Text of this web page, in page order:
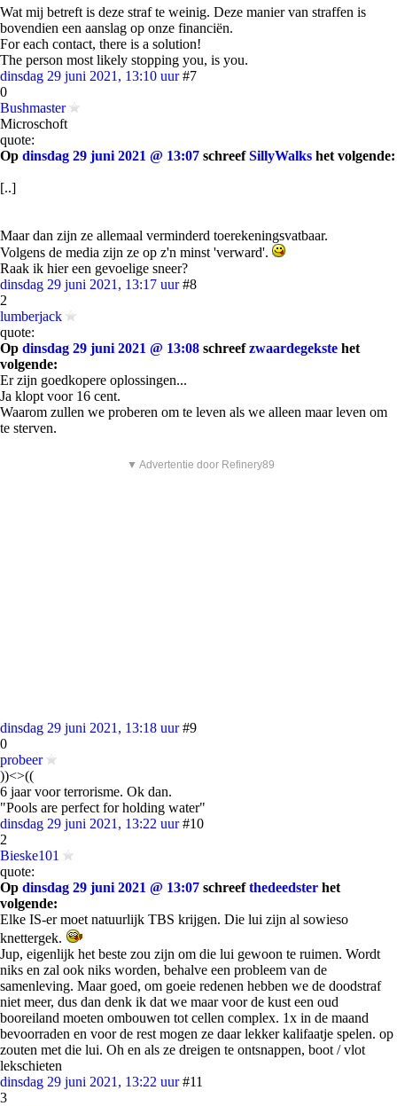
Wat mij betreft is deze straf te weinig. Deze manier van straffen is
bovendien een aanslag op onze financiën.
For each contact, there is a solution!
The person most likely stopping you, is you.
dinsdag 29 juni 2021, 13:10 uur #7
0
Bushmaster
Microschoft
quote:
Op dinsdag 29 juni 2021 @ 13:07 schreefSillyWalks het volgende:
[..]
Maar dan zijn ze allemaal verminderd toerekeningsvatbaar.
Volgens de media zijn ze op z'n minst 'verward'.
Raak ik hier een gevoelige sneer?
dinsdag 29 juni 2021, 13:17 uur #8
2
lumberjack
quote:
Op dinsdag 29 juni 2021 @ 13:08 schreefzwaardegekste het
volgende:
Er zijn goedkopere oplossingen...
Ja klopt voor 16 cent.
Waarom zullen we proberen om te leven als we alleen maar leven om
te sterven.
▼ Advertentie door Refinery89
dinsdag 29 juni 2021, 13:18 uur #9
0
probeer
))<>((
6 jaar voor terrorisme. Ok dan.
"Pools are perfect for holding water"
dinsdag 29 juni 2021, 13:22 uur #10
2
Bieske101
quote:
Op dinsdag 29 juni 2021 @ 13:07 schreefthedeedster het
volgende:
Elke IS-er moet natuurlijk TBS krijgen. Die lui zijn al sowieso
knettergek.
Jup, eigenlijk het beste zou zijn om die lui gewoon te ruimen. Wordt
niks en zal ook niks worden, behalve een probleem van de
samenleving. Maar goed, om goeie redenen hebben we de doodstraf
niet meer, dus dan denk ik dat we maar voor de kust een oud
booreiland moeten ombouwen tot cellen complex. 1x in de maand
bevoorraden en voor de rest mogen ze daar lekker kalifaatje spelen. op
zouten met die lui. Oh en als ze dreigen te ontsnappen, boot / vlot
lekschieten
dinsdag 29 juni 2021, 13:22 uur #11
3